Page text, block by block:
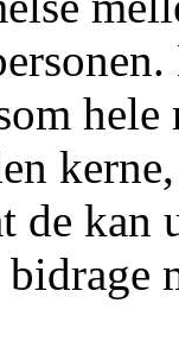
de